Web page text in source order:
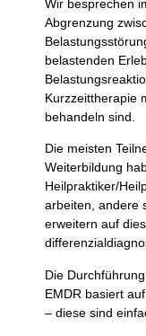
Wir besprechen
Abgrenzung
belastenden
Kurzzeittherapie
behandeln sind.
Die meisten
Weiterbildung
Heilpraktiker/
arbeiten, andere
erweitern auf
Die
EMDR basiert
– diese sind